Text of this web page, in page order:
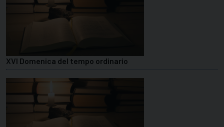
XVI Domenica del tempo ordinario